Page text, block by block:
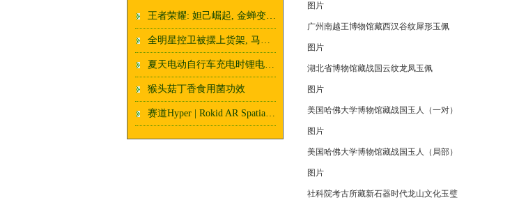
王者荣耀: 妲己崛起, 金蝉变异, 中路还有哪些英雄需要加强?
全明星控卫被摆上货架, 马刺有意拿下联手文班, 交易资产丰厚
夏天电动自行车充电时锂电池容易起火危及生命财产 如何防范化解？_灭火_演练_火灾
猴头菇丁香食用菌功效
赛道Hyper | Rokid AR Spatial：再攻消费级AR市场
图片
广州南越王博物馆藏西汉谷纹犀形玉佩
图片
湖北省博物馆藏战国云纹龙凤玉佩
图片
美国哈佛大学博物馆藏战国玉人（一对）
图片
美国哈佛大学博物馆藏战国玉人（局部）
图片
社科院考古所藏新石器时代龙山文化玉璧